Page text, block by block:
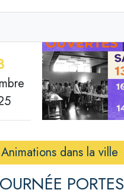
Animations dans la ville
PORTES